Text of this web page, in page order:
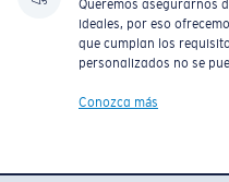
Queremos asegurarnos
ideales, por eso
que cumplan los
personalizados no se
Conozca más